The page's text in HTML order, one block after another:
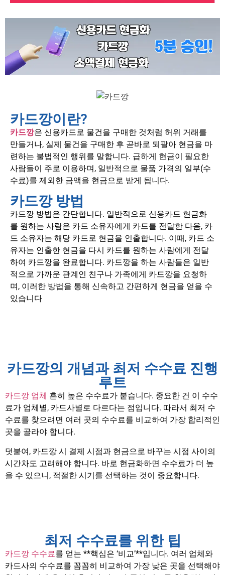
카드깡이란?
카드깡은 신용카드로 물건을 구매한 것처럼 허위 거래를
만들거나, 실제 물건을 구매한 후 곧바로 되팔아 현금을 마
련하는 불법적인 행위를 말합니다. 급하게 현금이 필요한
사람들이 주로 이용하며, 일반적으로 물품 가격의 일부(수
수료)를 제외한 금액을 현금으로 받게 됩니다.
카드깡 방법
카드깡 방법은 간단합니다. 일반적으로 신용카드 현금화
를 원하는 사람은 카드 소유자에게 카드를 전달한 다음, 카
드 소유자는 해당 카드로 현금을 인출합니다. 이때, 카드 소
유자는 인출한 현금을 다시 카드를 원하는 사람에게 전달
하여 카드깡을 완료합니다. 카드깡을 하는 사람들은 일반
적으로 가까운 관계인 친구나 가족에게 카드깡을 요청하
며, 이러한 방법을 통해 신속하고 간편하게 현금을 얻을 수
있습니다
카드깡의 개념과 최저 수수료 진행
루트
카드깡 업체 흔히 높은 수수료가 붙습니다. 중요한 건 이 수수
료가 업체별, 카드사별로 다르다는 점입니다. 따라서 최저 수
수료를 찾으려면 여러 곳의 수수료를 비교하여 가장 합리적인
곳을 골라야 합니다.
덧붙여, 카드깡 시 결제 시점과 현금으로 바꾸는 시점 사이의
시간차도 고려해야 합니다. 바로 현금화하면 수수료가 더 높
을 수 있으니, 적절한 시기를 선택하는 것이 중요합니다.
최저 수수료를 위한 팁
카드깡 수수료를 얻는 **핵심은 ‘비교’**입니다. 여러 업체와
카드사의 수수료를 꼼꼼히 비교하여 가장 낮은 곳을 선택해야